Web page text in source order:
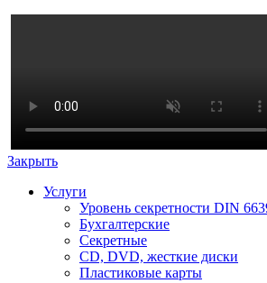
Закрыть
Услуги
Уровень секретности DIN
Бухгалтерские
Секретные
CD, DVD, жесткие диски
Пластиковые карты